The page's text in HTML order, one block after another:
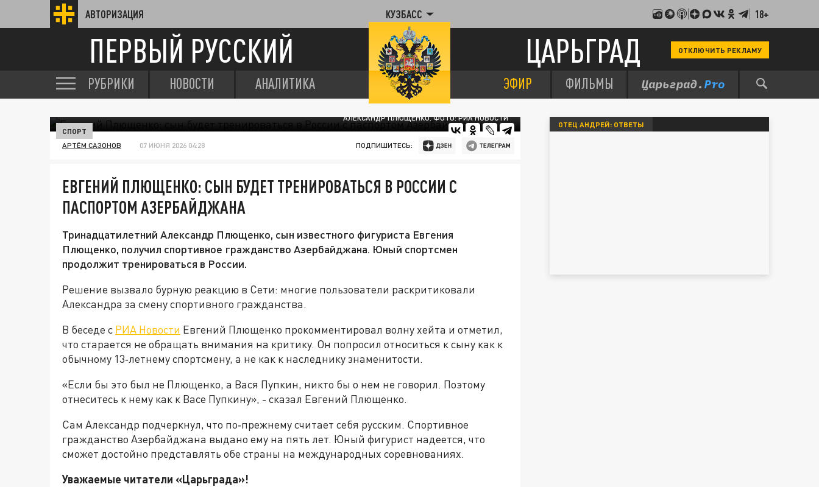
АВТОРИЗАЦИЯ КУЗБАСС 18+
ПЕРВЫЙ РУССКИЙ ЦАРЬГРАД ОТКЛЮЧИТЬ РЕКЛАМУ
РУБРИКИ НОВОСТИ АНАЛИТИКА ЭФИР ФИЛЬМЫ
АЛЕКСАНДР ПЛЮЩЕНКО. ФОТО: РИА НОВОСТИ
СПОРТ
АРТЁМ САЗОНОВ 07 ИЮНЯ 2026 04:28 ПОДПИШИТЕСЬ:
ЕВГЕНИЙ ПЛЮЩЕНКО: СЫН БУДЕТ ТРЕНИРОВАТЬСЯ В РОССИИ С
ПАСПОРТОМ АЗЕРБАЙДЖАНА
Тринадцатилетний Александр Плющенко, сын известного фигуриста Евгения
Плющенко, получил спортивное гражданство Азербайджана. Юный спортсмен
продолжит тренироваться в России.
Решение вызвало бурную реакцию в Сети: многие пользователи раскритиковали
Александра за смену спортивного гражданства.
В беседе с РИА Новости Евгений Плющенко прокомментировал волну хейта и отметил,
что старается не обращать внимания на критику. Он попросил относиться к сыну как к
обычному 13‑летнему спортсмену, а не как к наследнику знаменитости.
«Если бы это был не Плющенко, а Вася Пупкин, никто бы о нем не говорил. Поэтому
отнеситесь к нему как к Васе Пупкину», - сказал Евгений Плющенко.
Сам Александр подчеркнул, что по‑прежнему считает себя русским. Спортивное
гражданство Азербайджана выдано ему на пять лет. Юный фигурист надеется, что
сможет достойно представлять обе страны на международных соревнованиях.
Уважаемые читатели «Царьграда»!
ОТЕЦ АНДРЕЙ: ОТВЕТЫ